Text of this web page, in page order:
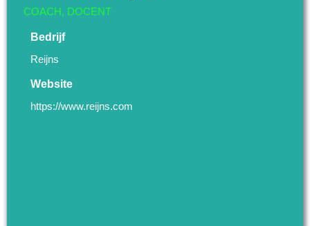
COACH, DOCENT
Bedrijf
Reijns
Website
https://www.reijns.com